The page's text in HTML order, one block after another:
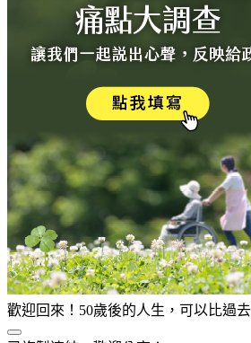
歡迎回來！50歲後的人生，可以比過去